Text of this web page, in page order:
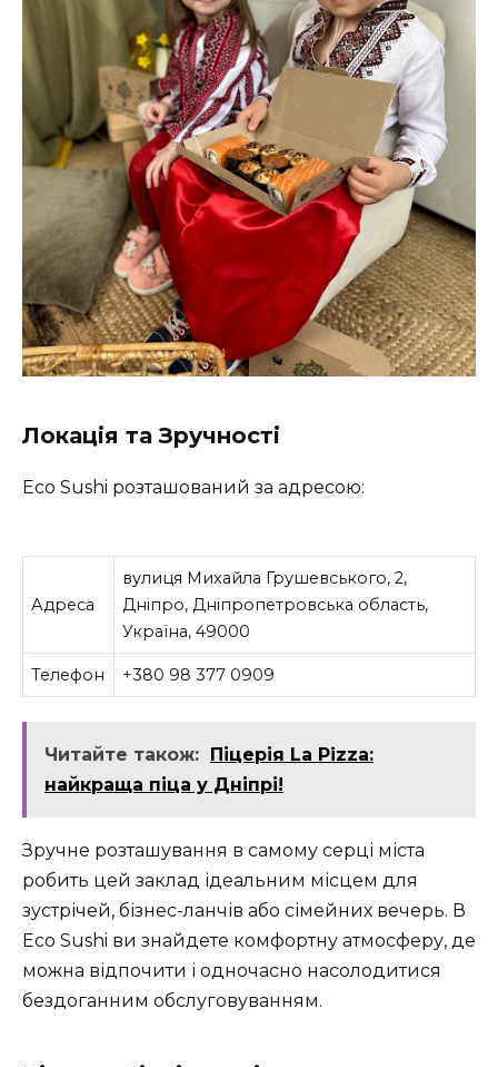
Локація та Зручності
Eco Sushi розташований за адресою:
Адреса
вулиця Михайла Грушевського, 2,
Дніпро, Дніпропетровська область,
Україна, 49000
Телефон +380 98 377 0909
Читайте також: Піцерія La Pizza:
найкраща піца у Дніпрі!
Зручне розташування в самому серці міста
робить цей заклад ідеальним місцем для
зустрічей, бізнес-ланчів або сімейних вечерь. В
Eco Sushi ви знайдете комфортну атмосферу, де
можна відпочити і одночасно насолодитися
бездоганним обслуговуванням.